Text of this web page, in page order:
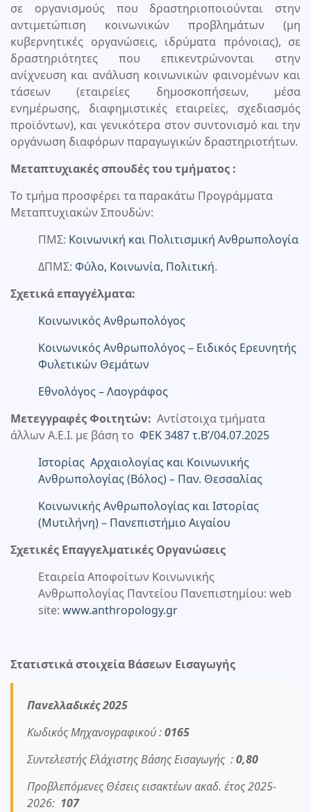
σε οργανισμούς που δραστηριοποιούνται στην
αντιμετώπιση κοινωνικών προβλημάτων (μη
κυβερνητικές οργανώσεις, ιδρύματα πρόνοιας), σε
δραστηριότητες που επικεντρώνονται στην
ανίχνευση και ανάλυση κοινωνικών φαινομένων και
τάσεων (εταιρείες δημοσκοπήσεων, μέσα
ενημέρωσης, διαφημιστικές εταιρείες, σχεδιασμός
προϊόντων), και γενικότερα στον συντονισμό και την
οργάνωση διαφόρων παραγωγικών δραστηριοτήτων.
Μεταπτυχιακές σπουδές του τμήματος :
Το τμήμα προσφέρει τα παρακάτω Προγράμματα
Μεταπτυχιακών Σπουδών:
ΠΜΣ: Κοινωνική και Πολιτισμική Ανθρωπολογία
ΔΠΜΣ: Φύλο, Κοινωνία, Πολιτική.
Σχετικά επαγγέλματα:
Κοινωνικός Ανθρωπολόγος
Κοινωνικός Ανθρωπολόγος – Ειδικός Ερευνητής
Φυλετικών Θεμάτων
Εθνολόγος – Λαογράφος
Μετεγγραφές Φοιτητών: Αντίστοιχα τμήματα
άλλων Α.Ε.Ι. με βάση το ΦΕΚ 3487 τ.Β’/04.07.2025
Ιστορίας Αρχαιολογίας και Κοινωνικής
Ανθρωπολογίας (Βόλος) – Παν. Θεσσαλίας
Κοινωνικής Ανθρωπολογίας και Ιστορίας
(Μυτιλήνη) – Πανεπιστήμιο Αιγαίου
Σχετικές Επαγγελματικές Οργανώσεις
Εταιρεία Αποφοίτων Κοινωνικής
Ανθρωπολογίας Παντείου Πανεπιστημίου: web
site: www.anthropology.gr
Στατιστικά στοιχεία Βάσεων Εισαγωγής
Πανελλαδικές 2025
Κωδικός Μηχανογραφικού :0165
Συντελεστής Ελάχιστης Βάσης Εισαγωγής :0,80
Προβλεπόμενες Θέσεις εισακτέων ακαδ. έτος 2025-
2026: 107